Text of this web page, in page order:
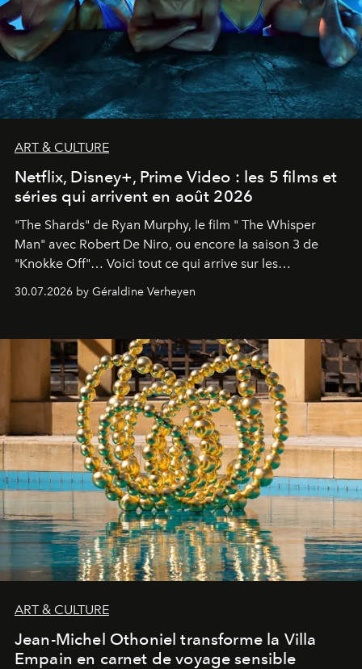
ART & CULTURE
Netflix, Disney+, Prime Video : les 5 films et
séries qui arrivent en août 2026
"The Shards" de Ryan Murphy, le film " The Whisper
Man" avec Robert De Niro, ou encore la saison 3 de
"Knokke Off"… Voici tout ce qui arrive sur les
30.07.2026 by Géraldine Verheyen
ART & CULTURE
Jean-Michel Othoniel transforme la Villa
Empain en carnet de voyage sensible